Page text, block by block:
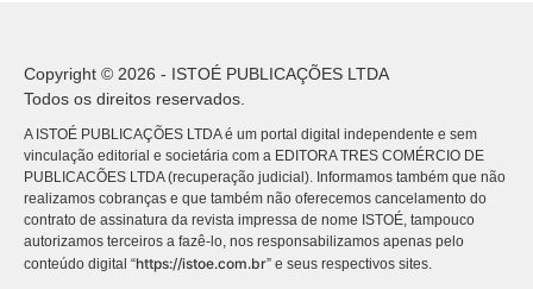
Copyright © 2026 - ISTOÉ PUBLICAÇÕES LTDA
Todos os direitos reservados.
A ISTOÉ PUBLICAÇÕES LTDA é um portal digital independente e sem
vinculação editorial e societária com a EDITORA TRES COMÉRCIO DE
PUBLICACÕES LTDA (recuperação judicial). Informamos também que não
realizamos cobranças e que também não oferecemos cancelamento do
contrato de assinatura da revista impressa de nome ISTOÉ, tampouco
autorizamos terceiros a fazê-lo, nos responsabilizamos apenas pelo
conteúdo digital “https://istoe.com.br” e seus respectivos sites.